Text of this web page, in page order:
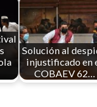
Solución al
injustificado en
COBAEV 62…